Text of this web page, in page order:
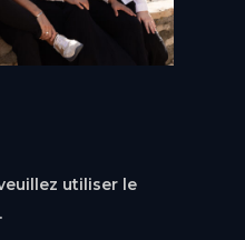
utiliser le
.